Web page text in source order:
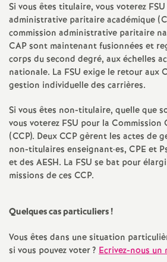
Si vous êtes titulaire, vous voterez FSU
administrative paritaire académique (
commission administrative paritaire
CAPsont maintenant fusionnées et
corps du second degré, aux échelles
nationale. La FSU exige le retour aux
gestion individuelle des carrières.
Si vous êtes non-titulaire, quelle que
vous voterez FSU pour la Commission
(CCP). DeuxCCPgèrent les actes de
non-titulaires enseignant·es, CPE et
et des AESH. La FSU se bat pour
missions de ces CCP.
Quelques cas particuliers!
Vous êtes dans une situation
si vous pouvez voter? Ecrivez-nous un